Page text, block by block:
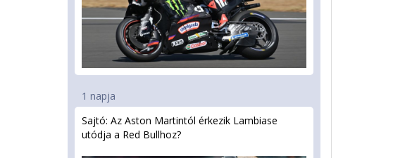
1 napja
Sajtó: Az Aston Martintól érkezik Lambiase
utódja a Red Bullhoz?